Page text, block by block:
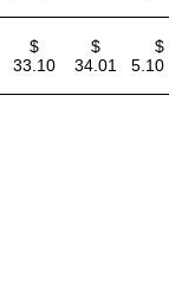
$
33.10
$
34.01
$
5.10